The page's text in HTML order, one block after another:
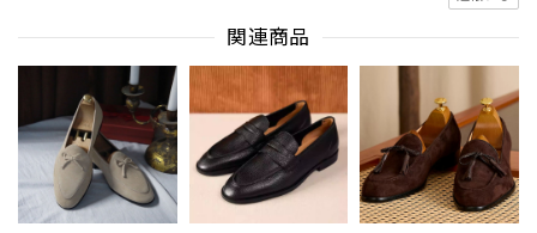
関連商品